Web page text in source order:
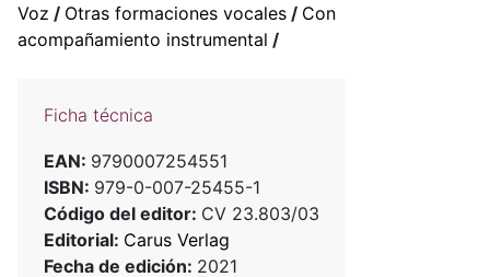
Voz / Otras formaciones vocales / Con
acompañamiento instrumental /
Ficha técnica
EAN: 9790007254551
ISBN: 979-0-007-25455-1
Código del editor: CV 23.803/03
Editorial: Carus Verlag
Fecha de edición: 2021